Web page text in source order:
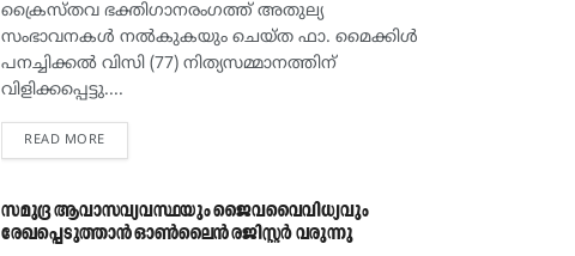
ക്രൈസ്‌തവ ഭക്തിഗാനരംഗത്ത് അതുല്യ
സംഭാവനകൾ നൽകുകയും ചെയ്ത ഫാ. മൈക്കിൾ
പനച്ചിക്കൽ വിസി (77) നിത്യസമ്മാനത്തിന്
വിളിക്കപ്പെട്ടു....
READ MOREDETAILS
സമുദ്ര ആവാസവ്യവസ്ഥയും ജൈവവൈവിധ്യവും
രേഖപ്പെടുത്താൻ ഓൺലൈൻ രജിസ്റ്റർ വരുന്നു